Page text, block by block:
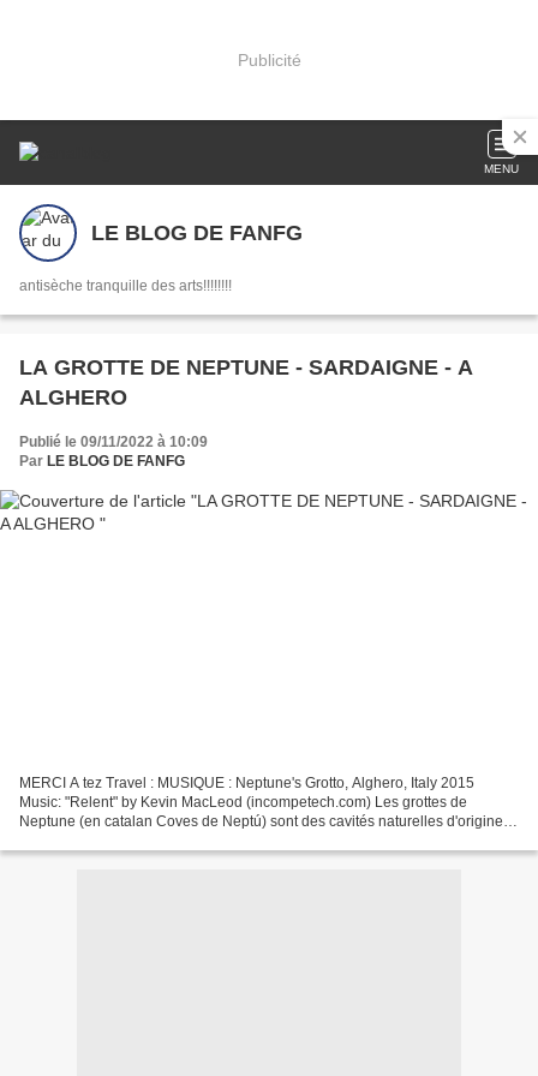
Publicité
MENU
LE BLOG DE FANFG
antisèche tranquille des arts!!!!!!!!
LA GROTTE DE NEPTUNE - SARDAIGNE - A
ALGHERO
Publié le 09/11/2022 à 10:09
Par LE BLOG DE FANFG
MERCI A tez Travel : MUSIQUE : Neptune's Grotto, Alghero, Italy 2015
Music: "Relent" by Kevin MacLeod (incompetech.com) Les grottes de
Neptune (en catalan Coves de Neptú) sont des cavités naturelles d'origine